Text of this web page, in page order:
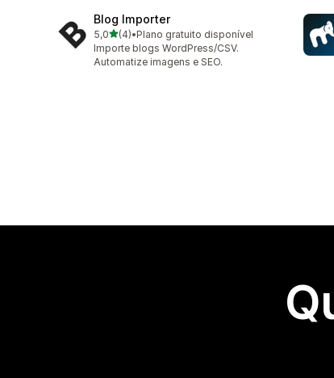
Blog Importer
5,0de 5 estrelas
(4)
4 avaliações ao todo
•Plano gratuito disponível
Importe blogs WordPress/CSV.
Automatize imagens e SEO.